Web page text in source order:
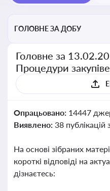
ГОЛОВНЕ ЗА ДОБУ
Головне за
Процедури
Опрацьовано: 14447
Виявлено: 38
На основі зібраних
короткі відповіді на
дізнаєтесь: